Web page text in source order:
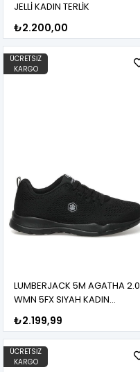
JELLİ KADIN TERLİK
₺2.200,00
LUMBERJACK 5M AGATHA 2.0
WMN 5FX SIYAH KADIN
SNEAKER
₺2.199,99
ÜCRETSIZ
KARGO
ÜCRETSIZ
KARGO